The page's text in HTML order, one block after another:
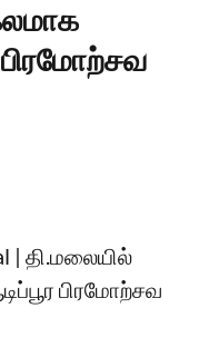
| தி.மலையில்
பிரமோற்சவ